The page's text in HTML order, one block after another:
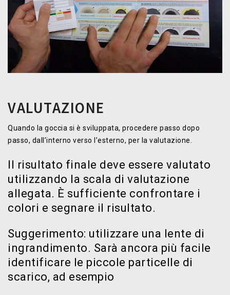
VALUTAZIONE
Quando la goccia si è sviluppata, procedere passo dopo
passo, dall’interno verso l’esterno, per la valutazione.
Il risultato finale deve essere valutato
utilizzando la scala di valutazione
allegata. È sufficiente confrontare i
colori e segnare il risultato.
Suggerimento: utilizzare una lente di
ingrandimento. Sarà ancora più facile
identificare le piccole particelle di
scarico, ad esempio